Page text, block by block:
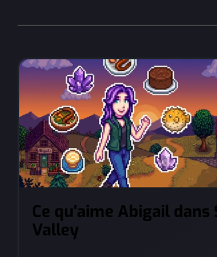
Ce qu'aime Abigail dans
Valley